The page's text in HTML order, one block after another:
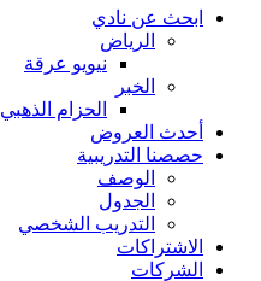
ابحث عن نادي
الرياض
نيويو عرقة
الخبر
الحزام الذهبي
أحدث العروض
حصصنا التدريبية
الوصف
الجدول
التدريب الشخصي
الاشتراكات
الشركات